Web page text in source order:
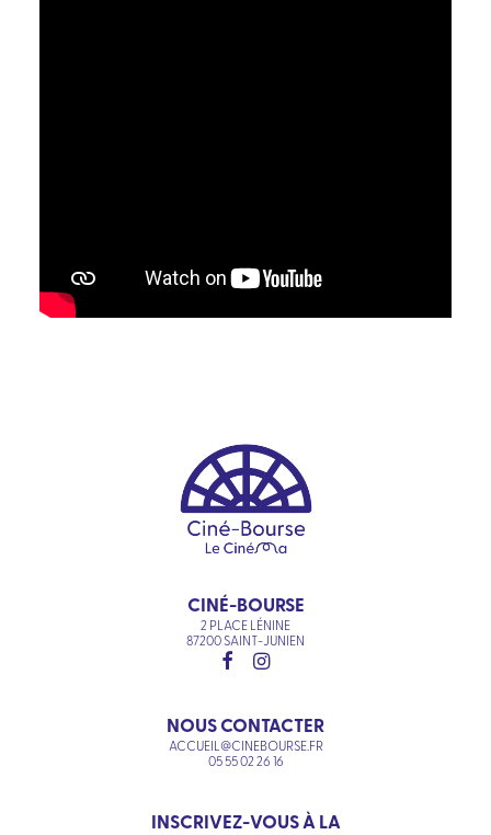
CINÉ-BOURSE
2 PLACE LÉNINE
87200 SAINT-JUNIEN
NOUS CONTACTER
ACCUEIL@CINEBOURSE.FR
05 55 02 26 16
INSCRIVEZ-VOUS À LA